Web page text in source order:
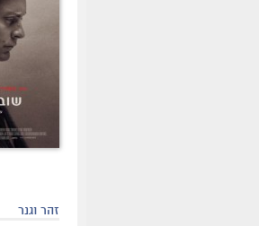
זהר וגנר